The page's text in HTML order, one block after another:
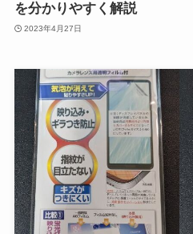
を分かりやすく解説
2023年4月27日